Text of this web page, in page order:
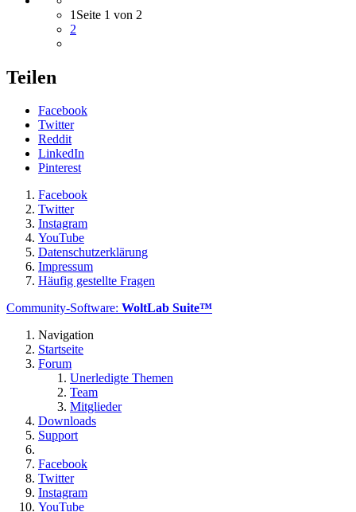
1 Seite 1 von 2
2
Teilen
Facebook
Twitter
Reddit
LinkedIn
Pinterest
Facebook
Twitter
Instagram
YouTube
Datenschutzerklärung
Impressum
Häufig gestellte Fragen
Community-Software: WoltLab Suite™
Navigation
Startseite
Forum
Unerledigte Themen
Team
Mitglieder
Downloads
Support
Facebook
Twitter
Instagram
YouTube